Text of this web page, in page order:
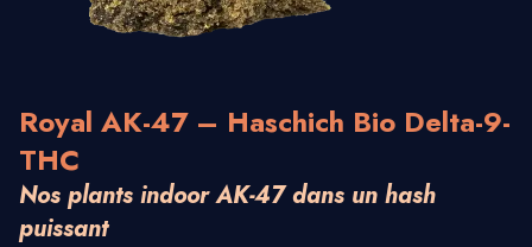
Royal AK-47 – Haschich Bio Delta-9-
THC
Nos plants indoor AK-47 dans un hash
puissant